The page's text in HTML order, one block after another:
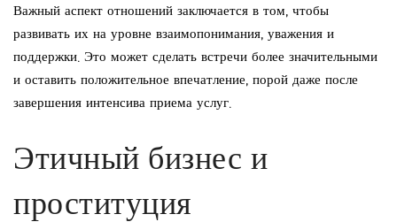
Важный аспект отношений заключается в том, чтобы
развивать их на уровне взаимопонимания, уважения и
поддержки. Это может сделать встречи более значительными
и оставить положительное впечатление, порой даже после
завершения интенсива приема услуг.
Этичный бизнес и
проституция